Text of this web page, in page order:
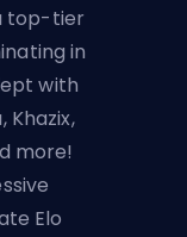
top-tier
in
with
Khazix,
more!
Elo